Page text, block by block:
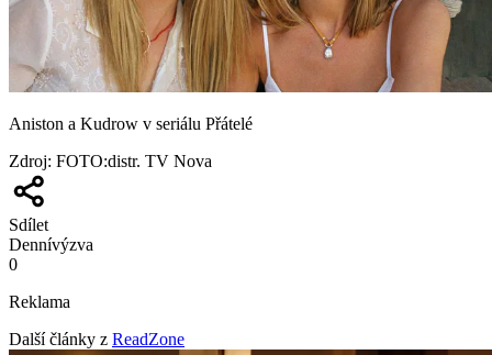
Aniston a Kudrow v seriálu Přátelé
Zdroj: FOTO:distr. TV Nova
Sdílet
Dennívýzva
0
Reklama
Další články z ReadZone